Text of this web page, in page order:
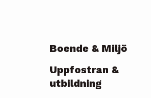
Päävalikko
Boende & Miljö
Uppfostran &
utbildning